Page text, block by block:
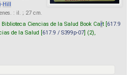
-Hill
: il. ; 27 cm.
Biblioteca Ciencias de la Salud Book Cart [ 617.9
de la Salud [ 617.9 / S399p-07 ] (2),